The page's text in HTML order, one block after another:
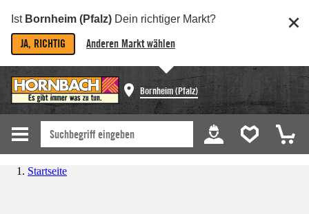
Ist Bornheim (Pfalz) Dein richtiger Markt?
JA, RICHTIG Anderen Markt wählen
Bornheim (Pfalz)
Startseite